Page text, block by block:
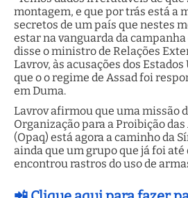
montagem, e que por trás está a
secretos de um país que nestes
estar na vanguarda da campanha
disse o ministro de Relações
Lavrov, às acusações dos
que o o regime de Assad foi
em Duma.
Lavrov afirmou que uma missão
Organização para a Proibição
(Opaq) está agora a caminho da
ainda que um grupo que já foi até
encontrou rastros do uso de